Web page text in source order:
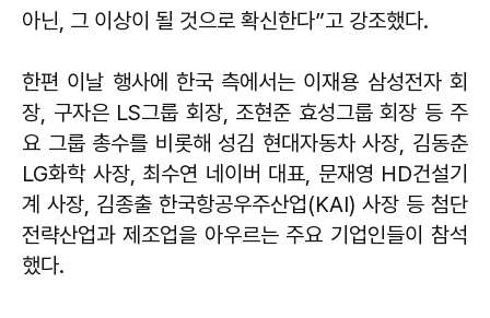
아닌, 그 이상이 될 것으로 확신한다”고 강조했다.
한편 이날 행사에 한국 측에서는 이재용 삼성전자 회
장, 구자은 LS그룹 회장, 조현준 효성그룹 회장 등 주
요 그룹 총수를 비롯해 성김 현대자동차 사장, 김동춘
LG화학 사장, 최수연 네이버 대표, 문재영 HD건설기
계 사장, 김종출 한국항공우주산업(KAI) 사장 등 첨단
전략산업과 제조업을 아우르는 주요 기업인들이 참석
했다.